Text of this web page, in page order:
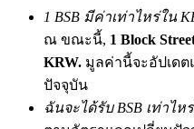
BTC Welcome Rewards
1 BSB มีค่าเท่าไหร่ใน
ณ ขณะนี้, 1 Block
KRW. มูลค่านี้จะอัปเด
ปัจจุบัน
ฉันจะได้รับ BSB เท่าไห